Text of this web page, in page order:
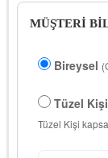
MÜŞTERİ
Bireysel
Tüzel Kişi
Tüzel Kişi